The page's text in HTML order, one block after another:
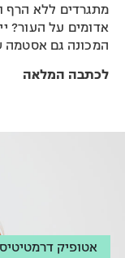
מתגרדים ללא הרף
אדומים על העור?
המכונה גם אסטמה
לכתבה המלאה
אטופיק דרמטיטיס